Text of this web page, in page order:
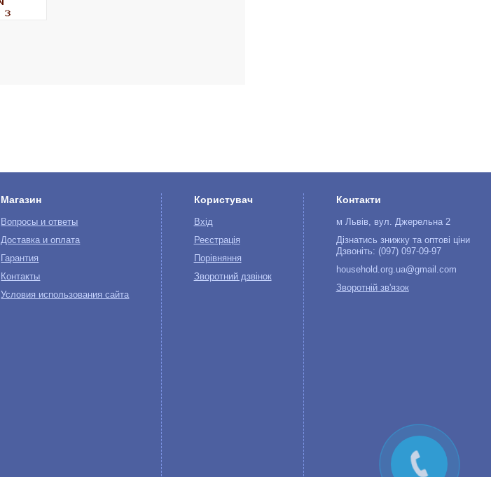
Магазин
Вопросы и ответы
Доставка и оплата
Гарантия
Контакты
Условия использования сайта
Користувач
Вхід
Реєстрація
Порівняння
Зворотний дзвінок
Контакти
м Львів, вул. Джерельна 2
Дізнатись знижку та оптові ціни
Дзвоніть: (097) 097-09-97
household.org.ua@gmail.com
Зворотній зв'язок